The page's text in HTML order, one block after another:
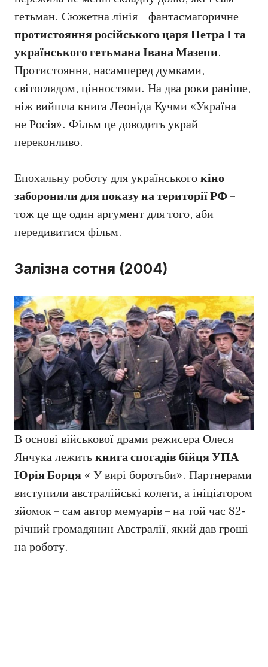
гетьман. Сюжетна лінія – фантасмагоричне
протистояння російського царя Петра І та
українського гетьмана Івана Мазепи.
Протистояння, насамперед думками,
світоглядом, цінностями. На два роки раніше,
ніж вийшла книга Леоніда Кучми «Україна –
не Росія». Фільм це доводить украй
переконливо.
Епохальну роботу для українськогокіно
заборонили для показу на території РФ–
тож це ще один аргумент для того, аби
передивитися фільм.
Залізна сотня (2004)
В основі військової драми режисера Олеся
Янчука лежитькнига спогадів бійця УПА
Юрія Борця « У вирі боротьби». Партнерами
виступили австралійські колеги, а ініціатором
зйомок – сам автор мемуарів – на той час 82-
річний громадянин Австралії, який дав гроші
на роботу.